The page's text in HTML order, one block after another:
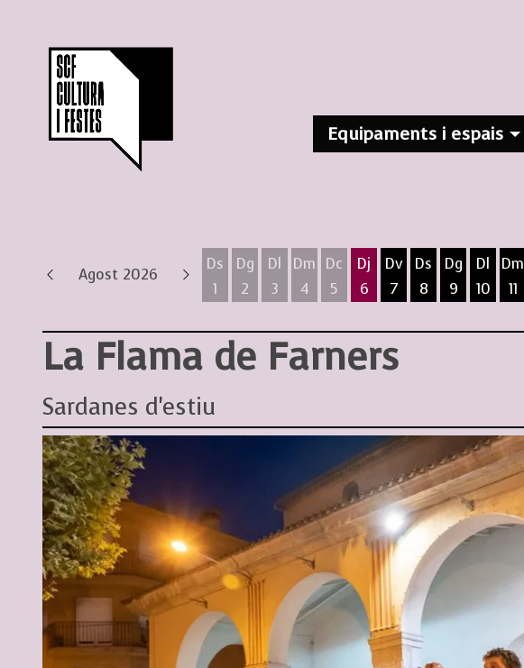
Equipaments i espais
Agost 2026
Ds
1
Dg
2
Dl
3
Dm
4
Dc
5
Dj
6
Dv
7
Ds
8
Dg
9
Dl
10
Dm
11
La Flama de Farners
Sardanes d'estiu